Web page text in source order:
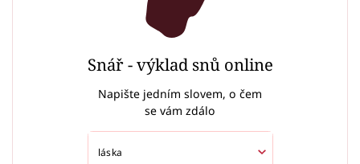
Snář - výklad snů online
Napište jedním slovem, o čem
se vám zdálo